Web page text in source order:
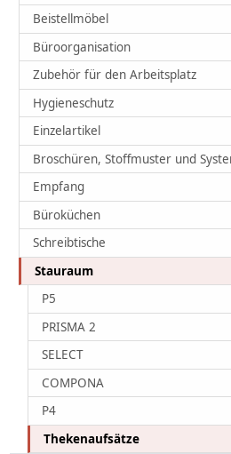
Beistellmöbel
Büroorganisation
Zubehör für den Arbeitsplatz
Hygieneschutz
Einzelartikel
Broschüren, Stoffmuster und
Empfang
Büroküchen
Schreibtische
Stauraum
P5
PRISMA 2
SELECT
COMPONA
P4
Thekenaufsätze